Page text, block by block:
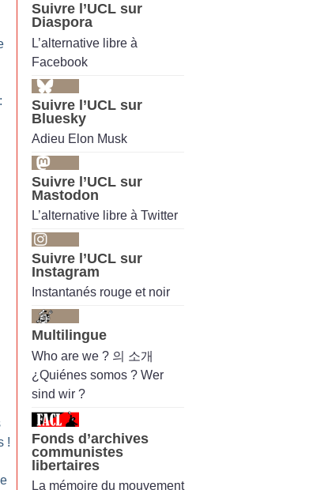
!
Suivre l’UCL sur
Diaspora
L’alternative libre à
Facebook
Suivre l’UCL sur
Bluesky
Adieu Elon Musk
Suivre l’UCL sur
Mastodon
L’alternative libre à Twitter
Suivre l’UCL sur
Instagram
Instantanés rouge et noir
Multilingue
Who are we ? 의 소개
¿Quiénes somos ? Wer
sind wir ?
Fonds d’archives
communistes
libertaires
La mémoire du mouvement